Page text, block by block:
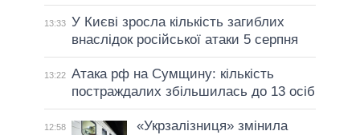
13:33 У Києві зросла кількість загиблих
внаслідок російської атаки 5 серпня
13:22 Атака рф на Сумщину: кількість
постраждалих збільшилась до 13 осіб
12:58
«Укрзалізниця» змінила